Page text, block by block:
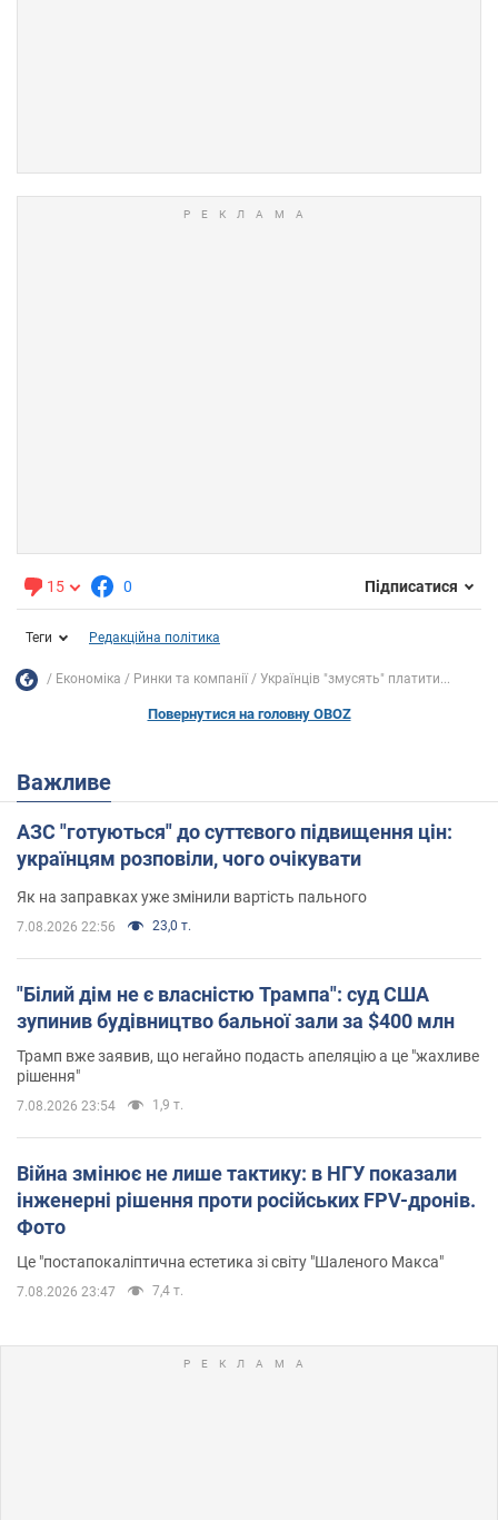
15 0 Підписатися
Теги Редакційна політика
Економіка Ринки та компанії Українців "змусять" платити...
Повернутися на головну OBOZ
Важливе
АЗС "готуються" до суттєвого підвищення цін:
українцям розповіли, чого очікувати
Як на заправках уже змінили вартість пального
7.08.2026 22:56 23,0 т.
"Білий дім не є власністю Трампа": суд США
зупинив будівництво бальної зали за $400 млн
Трамп вже заявив, що негайно подасть апеляцію а це "жахливе
рішення"
7.08.2026 23:54 1,9 т.
Війна змінює не лише тактику: в НГУ показали
інженерні рішення проти російських FPV-дронів.
Фото
Це "постапокаліптична естетика зі світу "Шаленого Макса"
7.08.2026 23:47 7,4 т.